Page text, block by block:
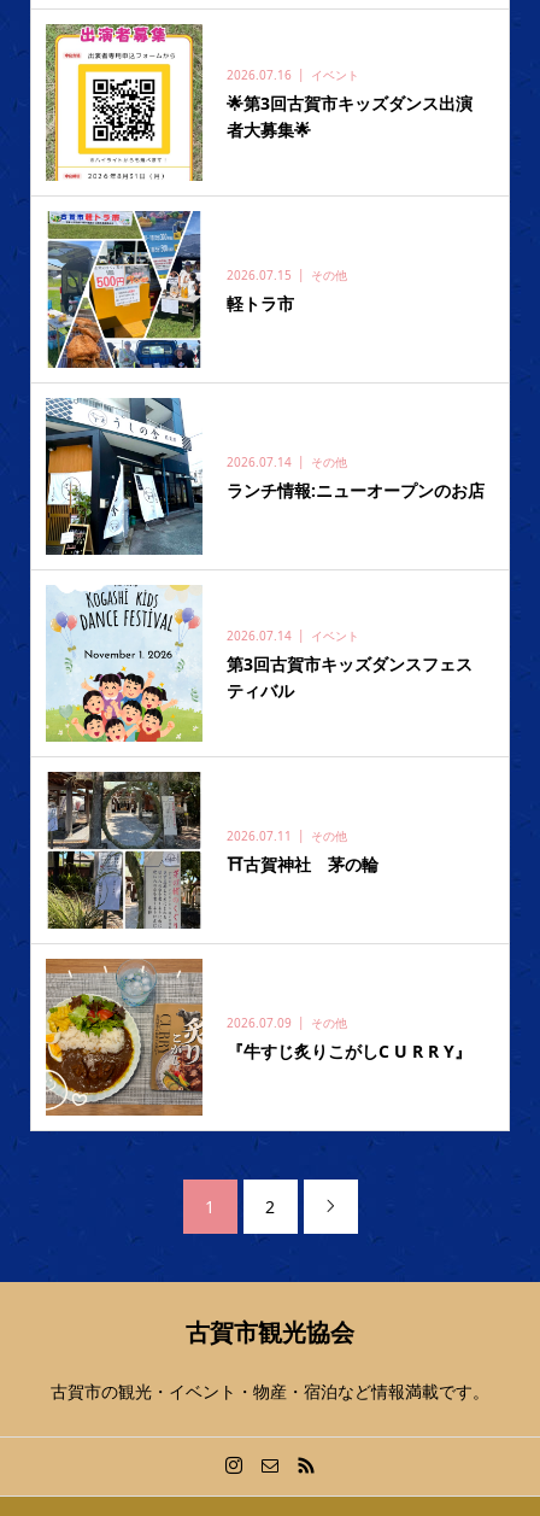
2026.07.16 イベント
🌟第3回古賀市キッズダンス出演
者大募集🌟
2026.07.15 その他
軽トラ市
2026.07.14 その他
ランチ情報:ニューオープンのお店
2026.07.14 イベント
第3回古賀市キッズダンスフェス
ティバル
2026.07.11 その他
⛩️古賀神社 茅の輪
2026.07.09 その他
『牛すじ炙りこがしC U R R Y』
1 2 
古賀市観光協会
古賀市の観光・イベント・物産・宿泊など情報満載です。